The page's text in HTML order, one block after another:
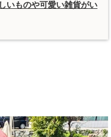
いものや可愛い雑貨がい